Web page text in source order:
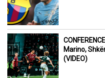
Marino,
(VIDEO)